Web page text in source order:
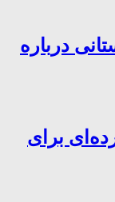
درباره
برای